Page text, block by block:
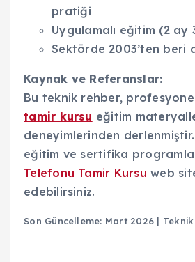
pratiği
Uygulamalı eğitim (2 ay
Sektörde 2003’ten beri
Kaynak ve Referanslar:
Bu teknik rehber,
tamir kursu eğitim
deneyimlerinden
eğitim ve sertifika
Telefonu Tamir Kursu web
edebilirsiniz.
Son Güncelleme: Mart 2026 |